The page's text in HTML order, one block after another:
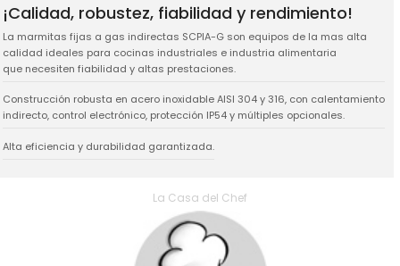
¡Calidad, robustez, fiabilidad y rendimiento!
La marmitas fijas a gas indirectas SCPIA-G son equipos de la mas alta
calidad ideales para cocinas industriales e industria alimentaria
que necesiten fiabilidad y altas prestaciones.
Construcción robusta en acero inoxidable AISI 304 y 316, con calentamiento
indirecto, control electrónico, protección IP54 y múltiples opcionales.
Alta eficiencia y durabilidad garantizada.
La Casa del Chef